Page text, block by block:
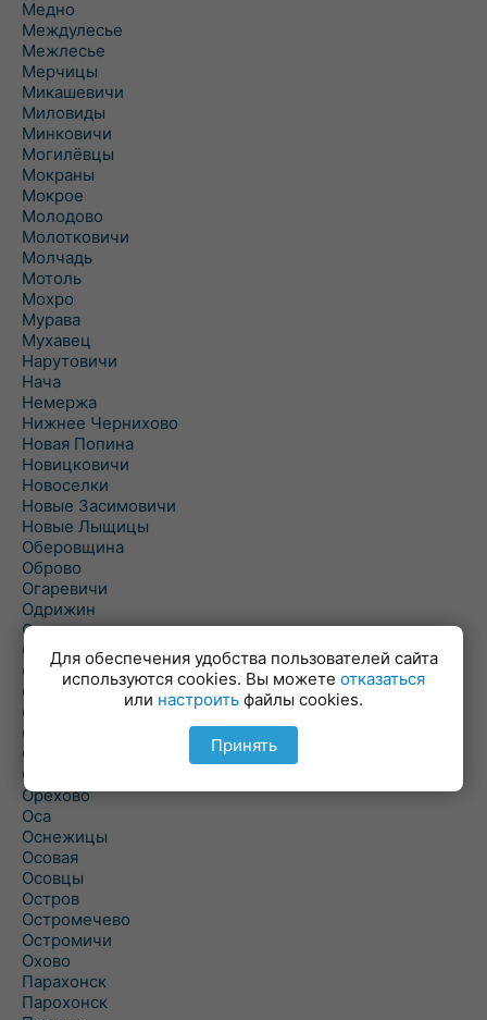
Медно
Междулесье
Межлесье
Мерчицы
Микашевичи
Миловиды
Минковичи
Могилёвцы
Мокраны
Мокрое
Молодово
Молотковичи
Молчадь
Мотоль
Мохро
Мурава
Мухавец
Нарутовичи
Нача
Немержа
Нижнее Чернихово
Новая Попина
Новицковичи
Новоселки
Новые Засимовичи
Новые Лыщицы
Оберовщина
Оброво
Огаревичи
Одрижин
Оздамичи
Озяты
Олтуш
Ольманы
Ольпень
Ольшаны
Омельная
Ополь
Орехово
Оса
Оснежицы
Осовая
Осовцы
Остров
Остромечево
Остромичи
Охово
Парахонск
Парохонск
Для обеспечения удобства пользователей сайта
используются cookies. Вы можете отказаться
или настроить файлы cookies.
Принять